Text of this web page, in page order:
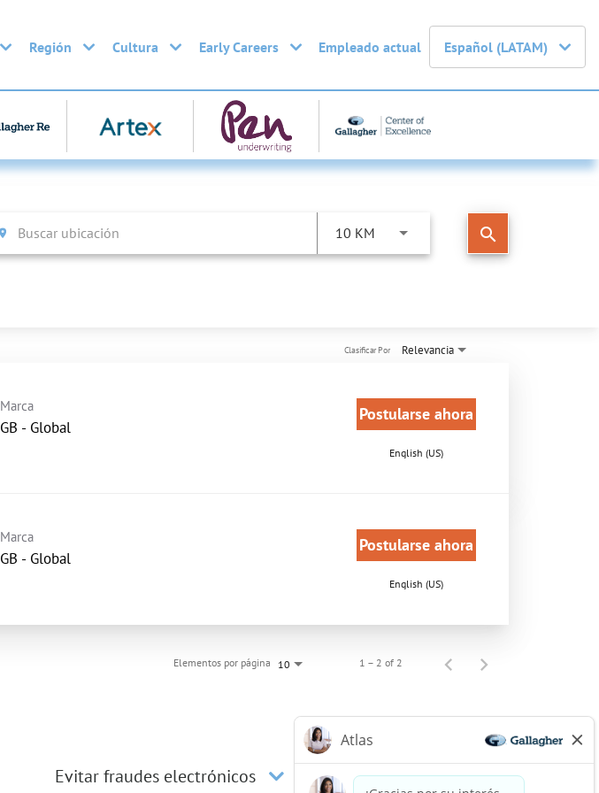
Región Cultura Early Careers Empleado actual Español (LATAM)
10 KM search
Relevancia
Clasificar Por
Marca
GB - Global
Postularse ahora
English (US)
Marca
GB - Global
Postularse ahora
English (US)
Elementos por página 10 1 – 2 of 2
Evitar fraudes electrónicos